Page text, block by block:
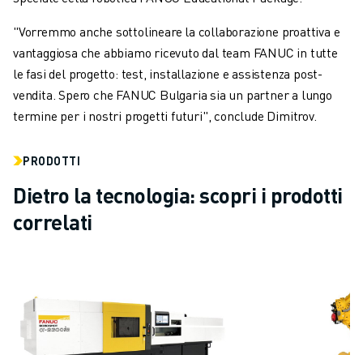
"Vorremmo anche sottolineare la collaborazione proattiva e
vantaggiosa che abbiamo ricevuto dal team FANUC in tutte
le fasi del progetto: test, installazione e assistenza post-
vendita. Spero che FANUC Bulgaria sia un partner a lungo
termine per i nostri progetti futuri", conclude Dimitrov.
PRODOTTI
Dietro la tecnologia: scopri i prodotti
correlati